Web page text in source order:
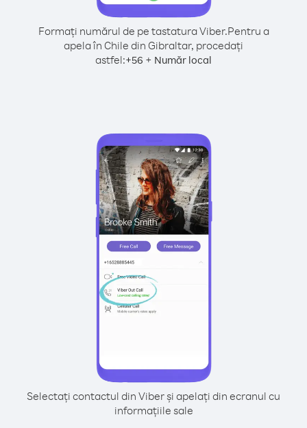
Formați numărul de pe tastatura Viber.Pentru a
apela în Chile din Gibraltar, procedați
astfel:+56 + Număr local
Selectați contactul din Viber și apelați din ecranul cu
informațiile sale